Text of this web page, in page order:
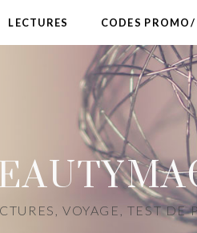
LECTURES CODES
VOYAGE, TEST DE